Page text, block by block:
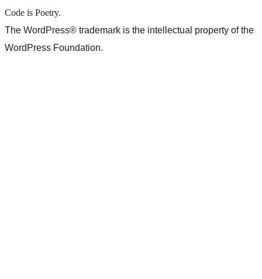
Code is Poetry.
The WordPress® trademark is the intellectual property of the
WordPress Foundation.